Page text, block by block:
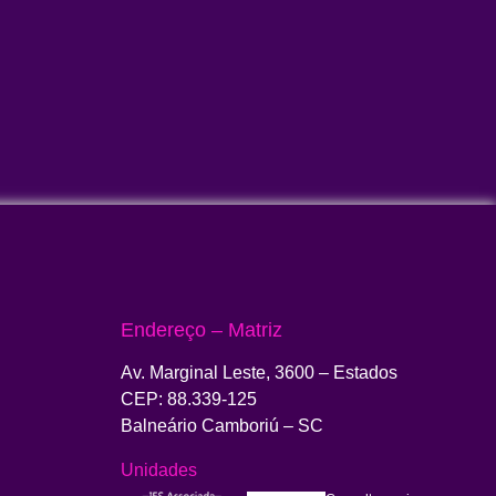
Endereço – Matriz
Av. Marginal Leste, 3600 – Estados
CEP: 88.339-125
Balneário Camboriú – SC
Unidades